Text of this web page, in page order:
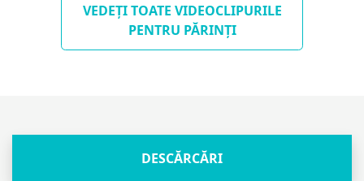
VEDEȚI TOATE VIDEOCLIPURILE
PENTRU PĂRINȚI
DESCĂRCĂRI